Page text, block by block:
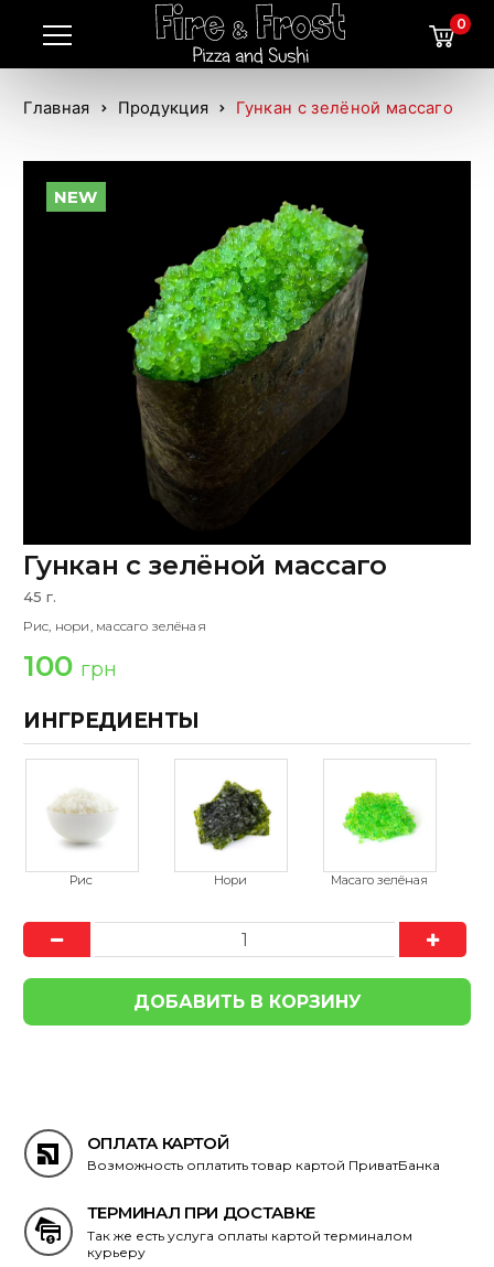
0
Главная Продукция Гункан с зелёной массаго
NEW
Гункан с зелёной массаго
45 г.
Рис, нори, массаго зелёная
100 грн
ИНГРЕДИЕНТЫ
ОПЛАТА КАРТОЙ
Возможность оплатить товар картой ПриватБанка
ТЕРМИНАЛ ПРИ ДОСТАВКЕ
Так же есть услуга оплаты картой терминалом
курьеру